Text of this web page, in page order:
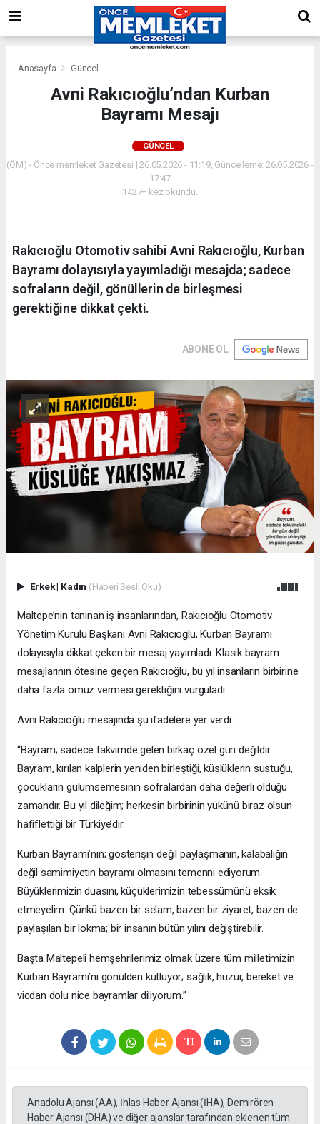
Anasayfa Güncel
Avni Rakıcıoğlu’ndan Kurban
Bayramı Mesajı
GÜNCEL
(ÖM) - Önce memleket Gazetesi | 26.05.2026 - 11:19, Güncelleme: 26.05.2026 -
17:47
1427+ kez okundu.
Rakıcıoğlu Otomotiv sahibi Avni Rakıcıoğlu, Kurban
Bayramı dolayısıyla yayımladığı mesajda; sadece
sofraların değil, gönüllerin de birleşmesi
gerektiğine dikkat çekti.
ABONE OL
Erkek| Kadın (Haberi Sesli Oku)
Maltepe’nin tanınan iş insanlarından, Rakıcıoğlu Otomotiv
Yönetim Kurulu Başkanı Avni Rakıcıoğlu, Kurban Bayramı
dolayısıyla dikkat çeken bir mesaj yayımladı. Klasik bayram
mesajlarının ötesine geçen Rakıcıoğlu, bu yıl insanların birbirine
daha fazla omuz vermesi gerektiğini vurguladı.
Avni Rakıcıoğlu mesajında şu ifadelere yer verdi:
“Bayram; sadece takvimde gelen birkaç özel gün değildir.
Bayram, kırılan kalplerin yeniden birleştiği, küslüklerin sustuğu,
çocukların gülümsemesinin sofralardan daha değerli olduğu
zamandır. Bu yıl dileğim; herkesin birbirinin yükünü biraz olsun
hafiflettiği bir Türkiye’dir.
Kurban Bayramı’nın; gösterişin değil paylaşmanın, kalabalığın
değil samimiyetin bayramı olmasını temenni ediyorum.
Büyüklerimizin duasını, küçüklerimizin tebessümünü eksik
etmeyelim. Çünkü bazen bir selam, bazen bir ziyaret, bazen de
paylaşılan bir lokma; bir insanın bütün yılını değiştirebilir.
Başta Maltepeli hemşehrilerimiz olmak üzere tüm milletimizin
Kurban Bayramı’nı gönülden kutluyor; sağlık, huzur, bereket ve
vicdan dolu nice bayramlar diliyorum.”
Anadolu Ajansı (AA), İhlas Haber Ajansı (İHA), Demirören
Haber Ajansı (DHA) ve diğer ajanslar tarafından eklenen tüm